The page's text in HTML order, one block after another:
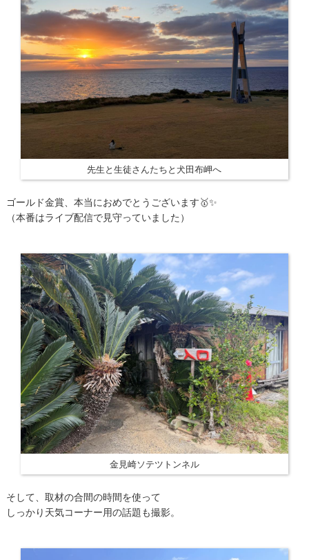
先生と生徒さんたちと犬田布岬へ
ゴールド金賞、本当におめでとうございます🥇✨
（本番はライブ配信で見守っていました）
金見崎ソテツトンネル
そして、取材の合間の時間を使って
しっかり天気コーナー用の話題も撮影。